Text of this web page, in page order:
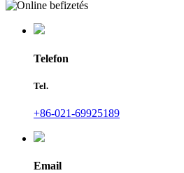
Telefon
Tel.
+86-021-69925189
Email